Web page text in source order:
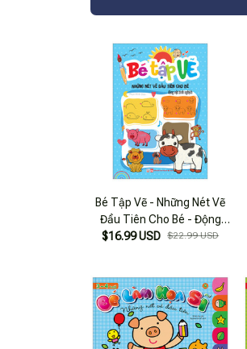
Bé Tập Vẽ - Những Nét Vẽ
Đầu Tiên Cho Bé - Động
Vật Tinh Nghịch
$16.99 USD $22.99 USD